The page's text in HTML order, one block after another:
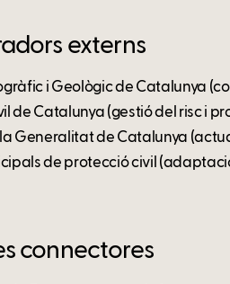
externs
i Geològic de Catalunya
de Catalunya (gestió del risc i
Generalitat de Catalunya
de protecció civil
connectores